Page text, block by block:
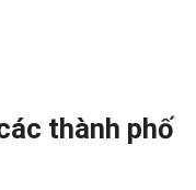
thành phố